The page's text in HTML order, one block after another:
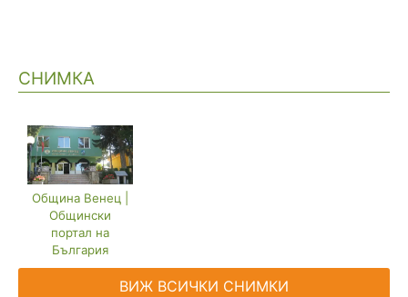
СНИМКА
Община Венец |
Общински
портал на
България
ВИЖ ВСИЧКИ СНИМКИ